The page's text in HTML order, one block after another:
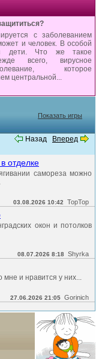
с заболеванием
и человек. В особой
дети. Что же такое
всего, вирусное
которое
центральной...
Показать игры
Назад Вперед
отделке
самореза можно
03.08.2026 10:42 TopTop
окон и потолков
08.07.2026 8:18 Shyrka
и нравится у них...
27.06.2026 21:05 Gorinich